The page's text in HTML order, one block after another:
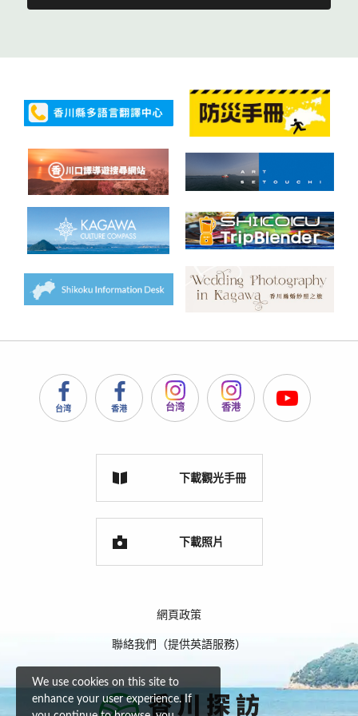
台湾 香港 台湾 香港
下載觀光手冊
下載照片
網頁政策
聯絡我們（提供英語服務）
We use cookies on this site to
enhance your user experience. If